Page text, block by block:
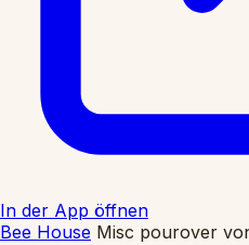
In der App öffnen
Bee House Misc pourover